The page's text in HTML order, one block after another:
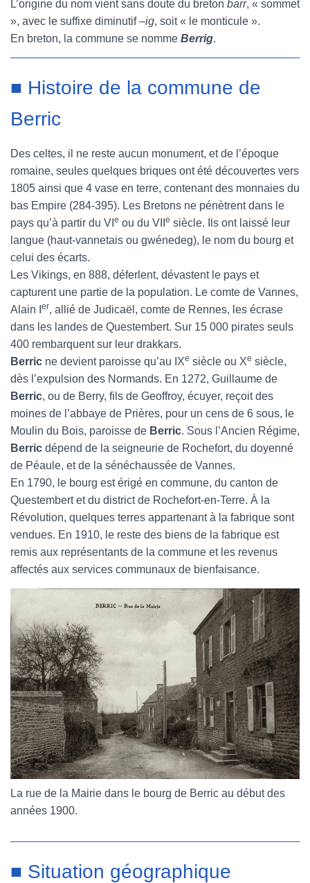
L’origine du nom vient sans doute du breton barr, « sommet
», avec le suffixe diminutif –ig, soit « le monticule ».
En breton, la commune se nomme Berrig.
■ Histoire de la commune de
Berric
Des celtes, il ne reste aucun monument, et de l’époque
romaine, seules quelques briques ont été découvertes vers
1805 ainsi que 4 vase en terre, contenant des monnaies du
bas Empire (284-395). Les Bretons ne pénètrent dans le
pays qu’à partir du VI e ou du VII e siècle. Ils ont laissé leur
langue (haut-vannetais ou gwénedeg), le nom du bourg et
celui des écarts.
Les Vikings, en 888, déferlent, dévastent le pays et
capturent une partie de la population. Le comte de Vannes,
Alain I
er, allié de Judicaël, comte de Rennes, les écrase
dans les landes de Questembert. Sur 15 000 pirates seuls
400 rembarquent sur leur drakkars.
Berric ne devient paroisse qu’au IXe siècle ou Xe siècle,
dès l’expulsion des Normands. En 1272, Guillaume de
Berric, ou de Berry, fils de Geoffroy, écuyer, reçoit des
moines de l’abbaye de Prières, pour un cens de 6 sous, le
Moulin du Bois, paroisse de Berric. Sous l’Ancien Régime,
Berric dépend de la seigneurie de Rochefort, du doyenné
de Péaule, et de la sénéchaussée de Vannes.
En 1790, le bourg est érigé en commune, du canton de
Questembert et du district de Rochefort-en-Terre. À la
Révolution, quelques terres appartenant à la fabrique sont
vendues. En 1910, le reste des biens de la fabrique est
remis aux représentants de la commune et les revenus
affectés aux services communaux de bienfaisance.
La rue de la Mairie dans le bourg de Berric au début des
années 1900.
■ Situation géographique